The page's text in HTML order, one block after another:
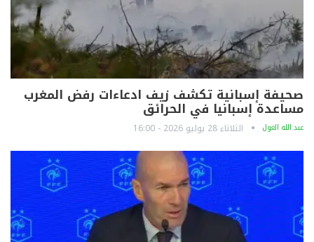
صحيفة إسبانية تكشف زيف ادعاءات رفض المغرب
مساعدة إسبانيا في الحرائق
عبد الله الغول الثلاثاء 28 يوليو 2026 - 16:00